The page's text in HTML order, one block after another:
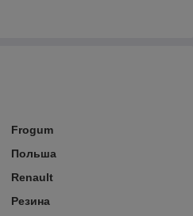
Frogum
Польша
Renault
Резина